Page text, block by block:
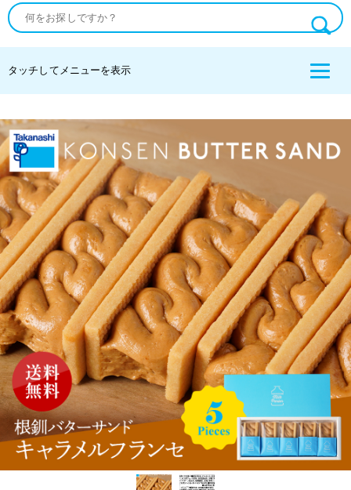
タッチしてメニューを表示